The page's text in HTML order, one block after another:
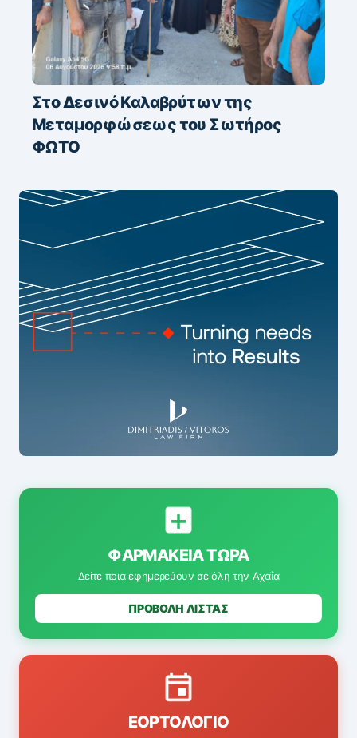
Στο Δεσινό Καλαβρύτων της
Μεταμορφώσεως του Σωτήρος
ΦΩΤΟ
ΦΑΡΜΑΚΕΊΑ ΤΏΡΑ
Δείτε ποια εφημερεύουν σε όλη την Αχαΐα
ΠΡΟΒΟΛΗ ΛΙΣΤΑΣ
ΕΟΡΤΟΛΌΓΙΟ